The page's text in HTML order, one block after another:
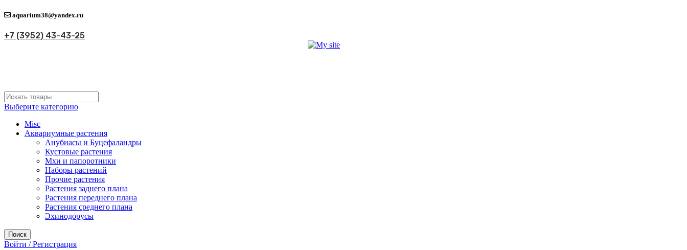
aquarium38@yandex.ru
+7 (3952) 43-43-25
Выберите категорию
Misc
Аквариумные растения
Анубиасы и Буцефаландры
Кустовые растения
Мхи и папоротники
Наборы растений
Прочие растения
Растения заднего плана
Растения переднего плана
Растения среднего плана
Эхинодорусы
Поиск
Войти / Регистрация